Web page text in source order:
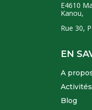
E4610
Kanou,
Rue 30,
EN
A
Activités
Blog